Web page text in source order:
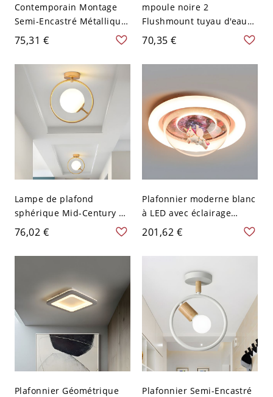
Contemporain Montage
Semi-Encastré Métallique
avec Décor de Cristal
Semi-Plafonnier pour
Couloir - 110 V-120 V Noir
75,31 €
mpoule noire 2
Flushmount tuyau d'eau
en métal industriel LED
Semi Flush plafonnier
pour la cuisine
70,35 €
Lampe de plafond
sphérique Mid-Century en
verre blanc avec 1
ampoule, lumière semi-
encastrée pour le hall
76,02 €
Plafonnier moderne blanc
à LED avec éclairage
d'ambiance - 110 V-120 V
Licorne
201,62 €
Plafonnier Géométrique
Plafonnier Semi-Encastré